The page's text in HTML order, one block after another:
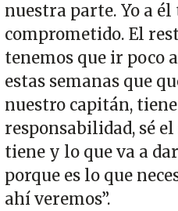
nuestra parte. Yo a
comprometido. El
tenemos que ir poco
estas semanas que
nuestro capitán,
responsabilidad, sé
tiene y lo que va a
porque es lo que
ahí veremos”.